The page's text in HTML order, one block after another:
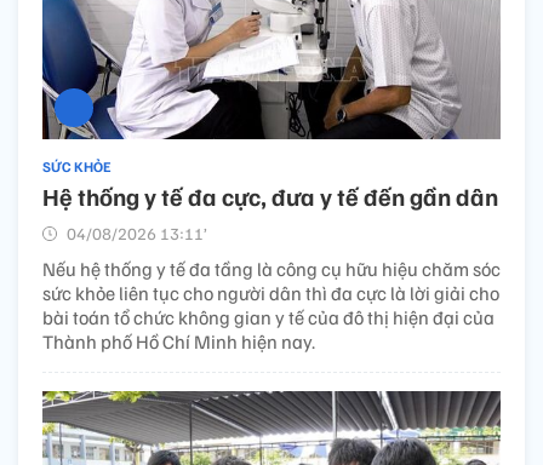
SỨC KHỎE
Hệ thống y tế đa cực, đưa y tế đến gần dân
04/08/2026 13:11’
Nếu hệ thống y tế đa tầng là công cụ hữu hiệu chăm sóc
sức khỏe liên tục cho người dân thì đa cực là lời giải cho
bài toán tổ chức không gian y tế của đô thị hiện đại của
Thành phố Hồ Chí Minh hiện nay.